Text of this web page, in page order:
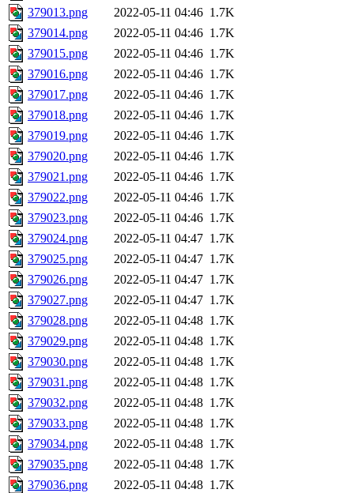
379013.png
2022-05-11 04:46 1.7K
379014.png
2022-05-11 04:46 1.7K
379015.png
2022-05-11 04:46 1.7K
379016.png
2022-05-11 04:46 1.7K
379017.png
2022-05-11 04:46 1.7K
379018.png
2022-05-11 04:46 1.7K
379019.png
2022-05-11 04:46 1.7K
379020.png
2022-05-11 04:46 1.7K
379021.png
2022-05-11 04:46 1.7K
379022.png
2022-05-11 04:46 1.7K
379023.png
2022-05-11 04:46 1.7K
379024.png
2022-05-11 04:47 1.7K
379025.png
2022-05-11 04:47 1.7K
379026.png
2022-05-11 04:47 1.7K
379027.png
2022-05-11 04:47 1.7K
379028.png
2022-05-11 04:48 1.7K
379029.png
2022-05-11 04:48 1.7K
379030.png
2022-05-11 04:48 1.7K
379031.png
2022-05-11 04:48 1.7K
379032.png
2022-05-11 04:48 1.7K
379033.png
2022-05-11 04:48 1.7K
379034.png
2022-05-11 04:48 1.7K
379035.png
2022-05-11 04:48 1.7K
379036.png
2022-05-11 04:48 1.7K